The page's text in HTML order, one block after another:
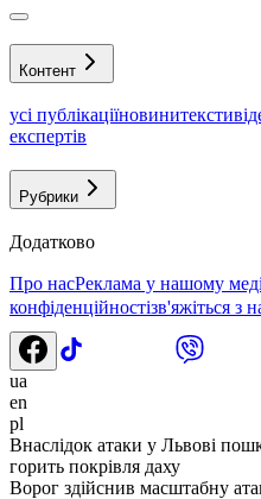
Контент
усі публікаціїновинитексти
експертів
Рубрики
Додатково
Про насРеклама у нашому
конфіденційностізв'яжіться з
ua
en
pl
Внаслідок атаки у Львові
горить покрівля даху
Ворог здійснив масштабну